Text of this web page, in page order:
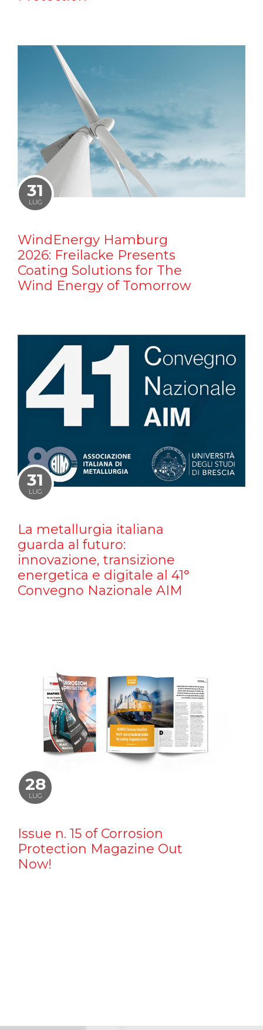
31
LUG
WindEnergy Hamburg
2026: Freilacke Presents
Coating Solutions for The
Wind Energy of Tomorrow
31
LUG
La metallurgia italiana
guarda al futuro:
innovazione, transizione
energetica e digitale al 41°
Convegno Nazionale AIM
28
LUG
Issue n. 15 of Corrosion
Protection Magazine Out
Now!